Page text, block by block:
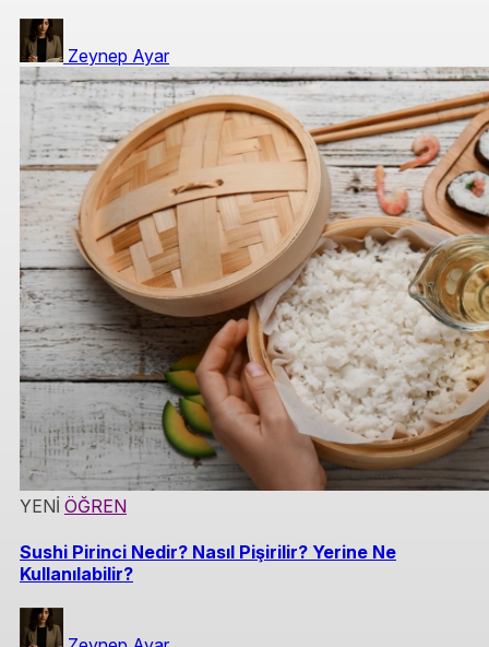
Zeynep Ayar
YENİ ÖĞREN
Sushi Pirinci Nedir? Nasıl Pişirilir? Yerine Ne
Kullanılabilir?